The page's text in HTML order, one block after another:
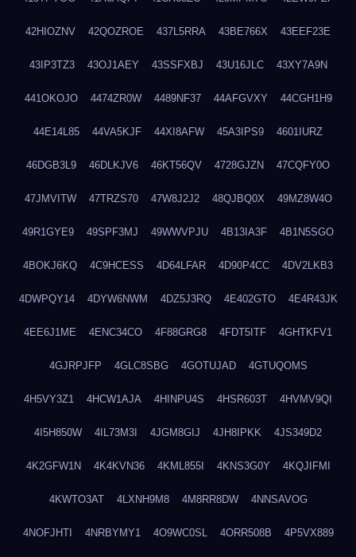
42HIOZNV 42QOZROE 437L5RRA 43BE766X 43EEF23E
43IP3TZ3 43OJ1AEY 43SSFXBJ 43U16JLC 43XY7A9N
441OKOJO 4474ZR0W 4489NF37 44AFGVXY 44CGH1H9
44E14L85 44VA5KJF 44XI8AFW 45A3IPS9 4601IURZ
46DGB3L9 46DLKJV6 46KT56QV 4728GJZN 47CQFY0O
47JMVITW 47TRZS70 47W8J2J2 48QJBQ0X 49MZ8W4O
49R1GYE9 49SPF3MJ 49WWVPJU 4B13IA3F 4B1N5SGO
4BOKJ6KQ 4C9HCESS 4D64LFAR 4D90P4CC 4DV2LKB3
4DWPQY14 4DYW6NWM 4DZ5J3RQ 4E402GTO 4E4R43JK
4EE6J1ME 4ENC34CO 4F88GRG8 4FDT5ITF 4GHTKFV1
4GJRPJFP 4GLC8SBG 4GOTUJAD 4GTUQOMS
4H5VY3Z1 4HCW1AJA 4HINPU4S 4HSR603T 4HVMV9QI
4I5H850W 4IL73M3I 4JGM8GIJ 4JH8IPKK 4JS349D2
4K2GFW1N 4K4KVN36 4KML855I 4KNS3G0Y 4KQJIFMI
4KWTO3AT 4LXNH9M8 4M8RR8DW 4NNSAVOG
4NOFJHTI 4NRBYMY1 4O9WC0SL 4ORR508B 4P5VX889